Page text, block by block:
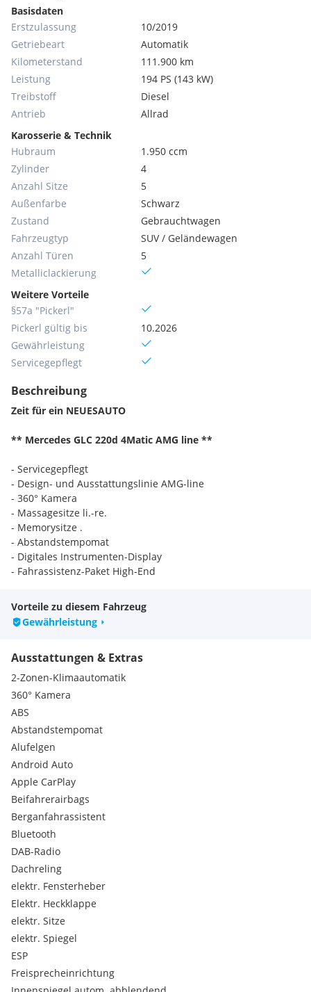
Basisdaten
Erstzulassung
10/2019
Getriebeart
Automatik
Kilometerstand
111.900 km
Leistung
194 PS (143 kW)
Treibstoff
Diesel
Antrieb
Allrad
Karosserie & Technik
Hubraum
1.950 ccm
Zylinder
4
Anzahl Sitze
5
Außenfarbe
Schwarz
Zustand
Gebrauchtwagen
Fahrzeugtyp
SUV / Geländewagen
Anzahl Türen
5
Metallic­lackierung
Weitere Vorteile
§57a "Pickerl"
Pickerl gültig bis
10.2026
Gewährleistung
Servicegepflegt
Beschreibung
Zeit für ein NEUESAUTO
** Mercedes GLC 220d 4Matic AMG line **
- Servicegepflegt
- Design- und Ausstattungslinie AMG-line
- 360° Kamera
- Massagesitze li.-re.
- Memorysitze .
- Abstandstempomat
- Digitales Instrumenten-Display
- Fahrassistenz-Paket High-End
- Licht-Paket High-End
- Armaturentafel in Ledernachbildung Artico
- Komfort-Klimaautomatik
- DAB-Tuner (Radioempfang digital)
- Rückfahrkamera
Schließsystem
- Keyless Go Startanlage
- Scheinwerfer LED Multiebeam
- Tempomat
- Händlergewährleistung
- Genaue Ausstattung siehe weiter unten
Wir bitten Sie um telefonische Terminvereinbarung.
- 12 Monate Gewährleistung
- Bis 36 Monate Europagarantie auf Wunsch
- Finanzierung
- Inzahlungnahme aller Marken
- Probefahrt jederzeit möglich
Druckfehler , Irrtümer vorbehalten.
Vorteile zu diesem Fahrzeug
Gewährleistung
Ausstattungen & Extras
2-Zonen-Klimaautomatik
360° Kamera
ABS
Abstandstempomat
Alufelgen
Android Auto
Apple CarPlay
Beifahrerairbags
Berganfahrassistent
Bluetooth
DAB-Radio
Dachreling
elektr. Fensterheber
Elektr. Heckklappe
elektr. Sitze
elektr. Spiegel
ESP
Freisprecheinrichtung